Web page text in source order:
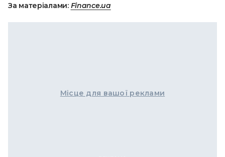
За матеріалами: Finance.ua
Місце для вашої реклами